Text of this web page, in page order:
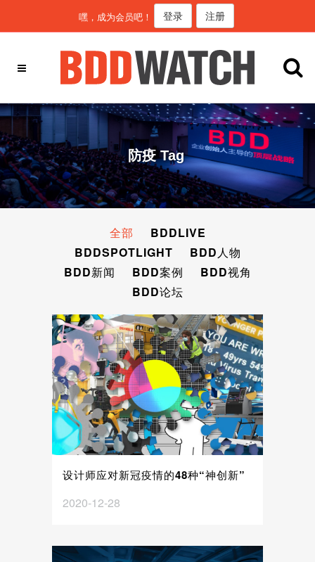
嘿，成为会员吧！ 登录 注册
防疫 Tag
全部
BDDLIVE
BDDSPOTLIGHT
BDD人物
BDD新闻
BDD案例
BDD视角
BDD论坛
设计师应对新冠疫情的48种“神创新”
2020-12-28